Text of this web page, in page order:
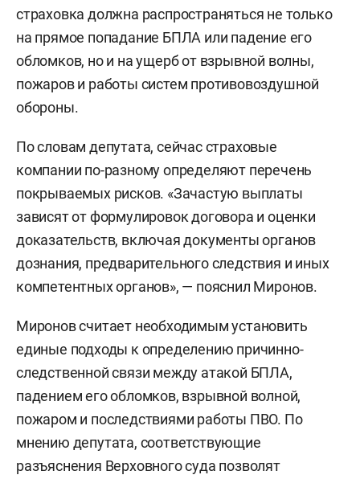
страховка должна распространяться не только
на прямое попадание БПЛА или падение его
обломков, но и на ущерб от взрывной волны,
пожаров и работы систем противовоздушной
обороны.
По словам депутата, сейчас страховые
компании по-разному определяют перечень
покрываемых рисков. «Зачастую выплаты
зависят от формулировок договора и оценки
доказательств, включая документы органов
дознания, предварительного следствия и иных
компетентных органов», — пояснил Миронов.
Миронов считает необходимым установить
единые подходы к определению причинно-
следственной связи между атакой БПЛА,
падением его обломков, взрывной волной,
пожаром и последствиями работы ПВО. По
мнению депутата, соответствующие
разъяснения Верховного суда позволят